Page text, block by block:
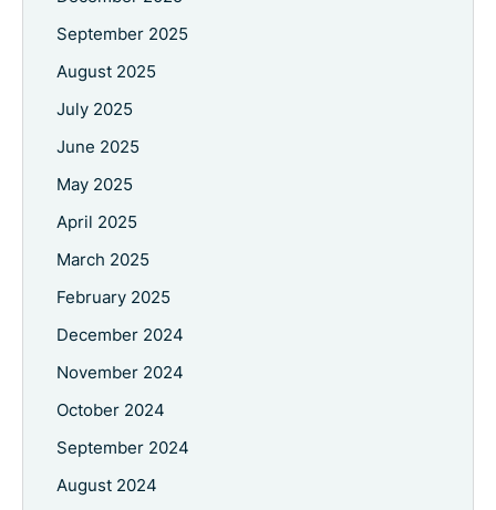
September 2025
August 2025
July 2025
June 2025
May 2025
April 2025
March 2025
February 2025
December 2024
November 2024
October 2024
September 2024
August 2024